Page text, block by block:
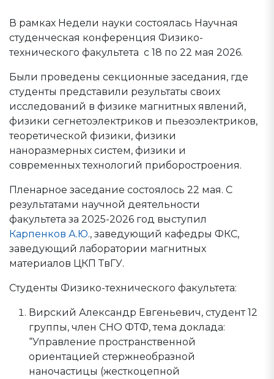
В рамках Недели науки состоялась Научная
студенческая конференция Физико-
технического факультета с 18 по 22 мая 2026.
Были проведены секционные заседания, где
студенты представили результаты своих
исследований в физике магнитных явлений,
физики сегнетоэлектриков и пьезоэлектриков,
теоретической физики, физики
наноразмерных систем, физики и
современных технологий приборостроения.
Пленарное заседание состоялось 22 мая. С
результатами научной деятельности
факультета за 2025-2026 год выступил
Карпенков А.Ю., заведующий кафедры ФКС,
заведующий лаборатории магнитных
материалов ЦКП ТвГУ.
Студенты Физико-технического факультета:
Вирский Александр Евгеньевич, студент 12
группы, член СНО ФТФ, тема доклада:
“Управление пространственной
ориентацией стержнеобразной
наночастицы (жесткоцепной